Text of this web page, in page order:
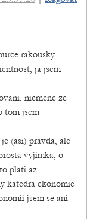
rakousky
ja jsem
nicmene ze
tom jsem
(asi) pravda, ale
vyjimka, o
plati az
katedra ekonomie
jsem se ani